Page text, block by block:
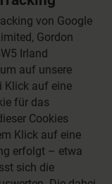
von Google
Gordon
Irland
auf unsere
Klick auf eine
für das
Cookies
Klick auf eine
erfolgt – etwa
sich die